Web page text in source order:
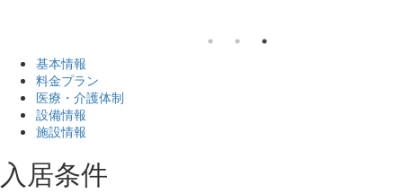
基本情報
料金プラン
医療・介護体制
設備情報
施設情報
入居条件